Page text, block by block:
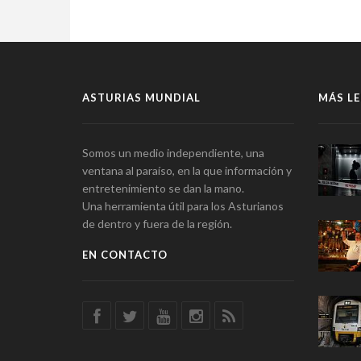
ASTURIAS MUNDIAL
Somos un medio independiente, una
ventana al paraíso, en la que información y
entretenimiento se dan la mano.
Una herramienta útil para los Asturianos
de dentro y fuera de la región.
EN CONTACTO
MÁS